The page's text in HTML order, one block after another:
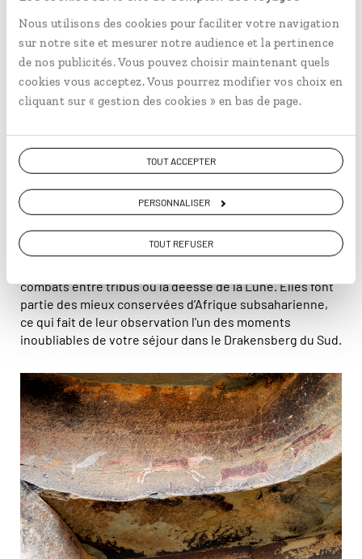
Nous utilisons des cookies pour faciliter votre navigation
sur notre site et mesurer notre audience et la pertinence
de nos publicités. Vous pouvez choisir maintenant quels
cookies vous acceptez. Vous pourrez modifier vos choix en
cliquant sur « gestion des cookies » en bas de page.
TOUT ACCEPTER
PERSONNALISER
TOUT REFUSER
Une balade à cheval permet de traverser les vastes étendues de
savane de montagne du Drakensberg © shams Faraz
Amir/stock.adobe.com
Un patrimoine plurimillénaire
Le massif du Drakensberg compte des centaines de
sites d’art rupestre. Ces dessins ont été réalisés sur des
parois de pierre par lepeupleSan, qui a vécu sur ces
terres pendant plus de quatre millénaires. Ainsi, les
peintures représentent le plus souvent des animaux,
combats entre tribus ou la déesse de la Lune. Elles font
partie des mieux conservées d’Afrique subsaharienne,
ce qui fait de leur observation l'un des moments
inoubliables de votre séjour dans le Drakensberg du Sud.